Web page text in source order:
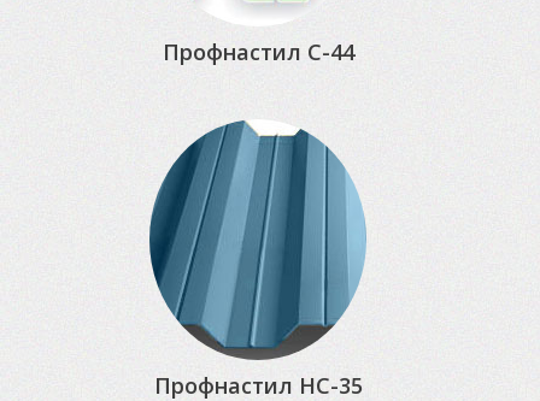
Профнастил С-44
Профнастил НС-35